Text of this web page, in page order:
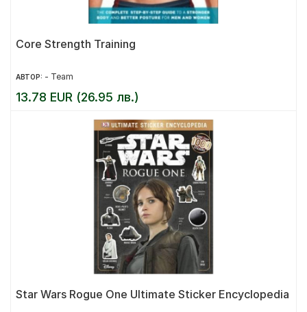
Core Strength Training
АВТОР: - Team
13.78 EUR (26.95 лв.)
Star Wars Rogue One Ultimate Sticker Encyclopedia